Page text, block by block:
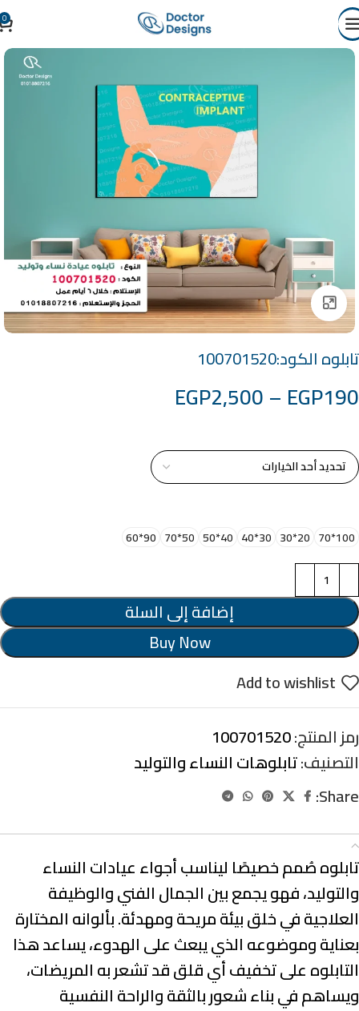
0
Click to enlarge
تابلوه الكود:100701520
EGP190
–
EGP2,500
100*70
20*30
30*40
40*50
50*70
90*60
إضافة إلى السلة
Buy Now
Add to wishlist
رمز المنتج:100701520
التصنيف:تابلوهات النساء والتوليد
Share:
تابلوه صُمم خصيصًا ليناسب أجواء عيادات النساء
والتوليد، فهو يجمع بين الجمال الفني والوظيفة
العلاجية في خلق بيئة مريحة ومهدئة. بألوانه المختارة
بعناية وموضوعه الذي يبعث على الهدوء، يساعد هذا
التابلوه على تخفيف أي قلق قد تشعر به المريضات،
ويساهم في بناء شعور بالثقة والراحة النفسية